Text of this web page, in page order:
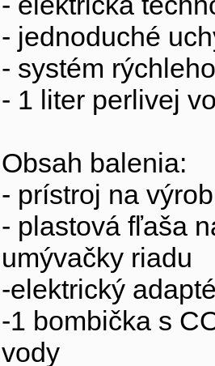
- jednoduché
- systém
- 1 liter perlivej
Obsah balenia:
- prístroj na
- plastová fľaša
umývačky riadu
-elektrický
-1 bombička s
vody